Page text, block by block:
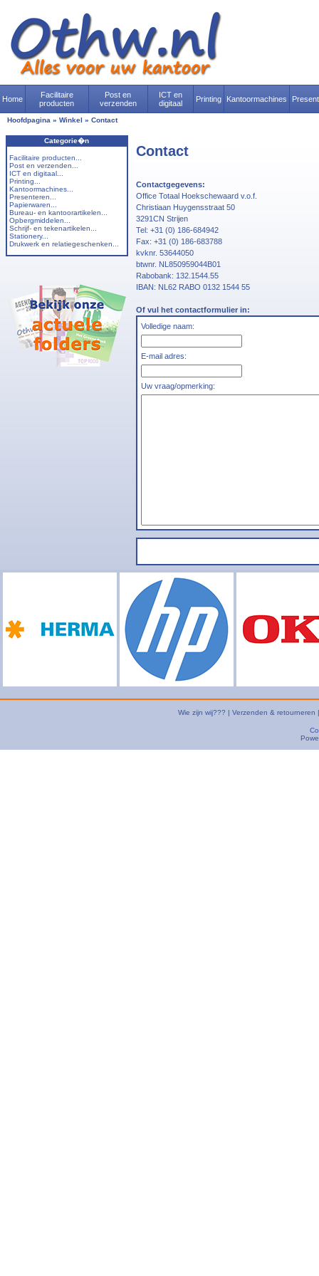
Home
Facilitaire
producten
Post en
verzenden
ICT en
digitaal
Printing Kantoormachines
Hoofdpagina » Winkel » Contact
Categorie�n
Facilitaire producten...
Post en verzenden...
ICT en digitaal...
Printing...
Kantoormachines...
Presenteren...
Papierwaren...
Bureau- en kantoorartikelen...
Opbergmiddelen...
Schrijf- en tekenartikelen...
Stationery...
Drukwerk en relatiegeschenken...
Contact
Contactgegevens:
Office Totaal Hoekschewaard v.o.f.
Christiaan Huygensstraat 50
3291CN Strijen
Tel: +31 (0) 186-684942
Fax: +31 (0) 186-683788
kvknr. 53644050
btwnr. NL850959044B01
Rabobank: 132.1544.55
IBAN: NL62 RABO 0132 1544 55
Of vul het contactformulier in:
Volledige naam:
E-mail adres:
Uw vraag/opmerking:
Wie zijn wij??? | Verzenden & retourneren